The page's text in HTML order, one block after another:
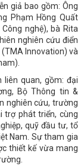
giả bao gồm: Ông
Phạm Hồng Quất
nghệ), bà Rita
nghiên cứu điển
Innovation) và
liên quan, gồm: đại
Bộ Thông tin &
nghiên cứu, trường
trợ phát triển, cùng
quỹ đầu tư, tổ
Nam. Sự tham gia
thiết kế vừa mang